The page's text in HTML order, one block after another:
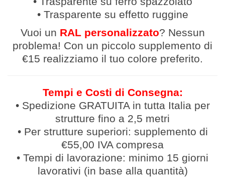
• Trasparente su effetto ruggine
Vuoi un RAL personalizzato? Nessun
problema! Con un piccolo supplemento di
€15 realizziamo il tuo colore preferito.
Tempi e Costi di Consegna:
• Spedizione GRATUITA in tutta Italia per
strutture fino a 2,5 metri
• Per strutture superiori: supplemento di
€55,00 IVA compresa
• Tempi di lavorazione: minimo 15 giorni
lavorativi (in base alla quantità)